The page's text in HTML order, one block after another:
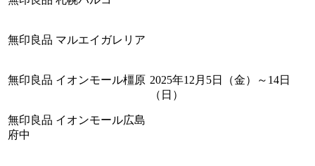
2025年12月5日（金）～14日
（日）
無印良品 マルエイガレリア
無印良品 イオンモール橿原
無印良品 イオンモール広島
府中